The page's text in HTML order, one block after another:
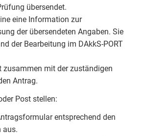
übersendet.
eine Information zur
der übersendeten Angaben. Sie
der Bearbeitung im DAkkS-PORT
zusammen mit der zuständigen
Antrag.
Post stellen:
entsprechend den
aus.